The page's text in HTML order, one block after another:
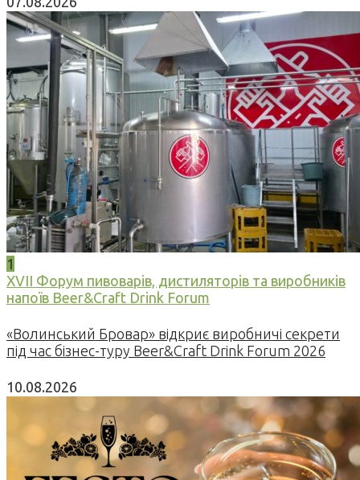
1
XVII Форум пивоварів, дистиляторів та виробників
напоїв Beer&Craft Drink Forum
«Волинський Бровар» відкриє виробничі секрети
під час бізнес-туру Beer&Craft Drink Forum 2026
10.08.2026